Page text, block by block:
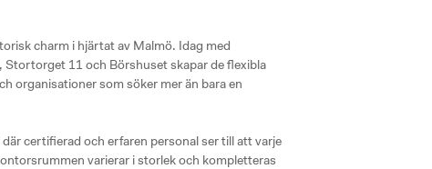
charm i hjärtat av Malmö. Idag med
11 och Börshuset skapar de flexibla
organisationer som söker mer än bara en
certifierad och erfaren personal ser till att varje
varierar i storlek och kompletteras